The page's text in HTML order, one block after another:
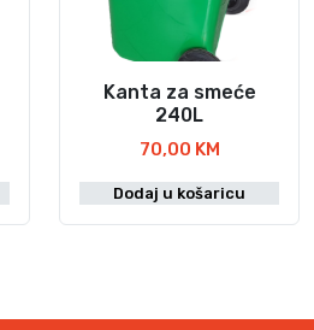
Kanta za smeće
240L
70,00 KM
Dodaj u košaricu